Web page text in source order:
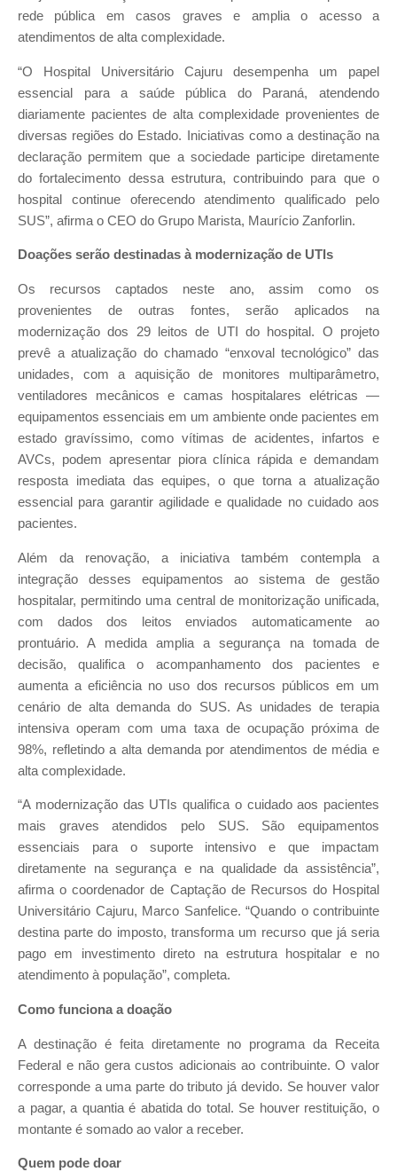
rede pública em casos graves e amplia o acesso a
atendimentos de alta complexidade.
“O Hospital Universitário Cajuru desempenha um papel
essencial para a saúde pública do Paraná, atendendo
diariamente pacientes de alta complexidade provenientes de
diversas regiões do Estado. Iniciativas como a destinação na
declaração permitem que a sociedade participe diretamente
do fortalecimento dessa estrutura, contribuindo para que o
hospital continue oferecendo atendimento qualificado pelo
SUS”, afirma o CEO do Grupo Marista, Maurício Zanforlin.
Doações serão destinadas à modernização de UTIs
Os recursos captados neste ano, assim como os
provenientes de outras fontes, serão aplicados na
modernização dos 29 leitos de UTI do hospital. O projeto
prevê a atualização do chamado “enxoval tecnológico” das
unidades, com a aquisição de monitores multiparâmetro,
ventiladores mecânicos e camas hospitalares elétricas —
equipamentos essenciais em um ambiente onde pacientes em
estado gravíssimo, como vítimas de acidentes, infartos e
AVCs, podem apresentar piora clínica rápida e demandam
resposta imediata das equipes, o que torna a atualização
essencial para garantir agilidade e qualidade no cuidado aos
pacientes.
Além da renovação, a iniciativa também contempla a
integração desses equipamentos ao sistema de gestão
hospitalar, permitindo uma central de monitorização unificada,
com dados dos leitos enviados automaticamente ao
prontuário. A medida amplia a segurança na tomada de
decisão, qualifica o acompanhamento dos pacientes e
aumenta a eficiência no uso dos recursos públicos em um
cenário de alta demanda do SUS. As unidades de terapia
intensiva operam com uma taxa de ocupação próxima de
98%, refletindo a alta demanda por atendimentos de média e
alta complexidade.
“A modernização das UTIs qualifica o cuidado aos pacientes
mais graves atendidos pelo SUS. São equipamentos
essenciais para o suporte intensivo e que impactam
diretamente na segurança e na qualidade da assistência”,
afirma o coordenador de Captação de Recursos do Hospital
Universitário Cajuru, Marco Sanfelice. “Quando o contribuinte
destina parte do imposto, transforma um recurso que já seria
pago em investimento direto na estrutura hospitalar e no
atendimento à população”, completa.
Como funciona a doação
A destinação é feita diretamente no programa da Receita
Federal e não gera custos adicionais ao contribuinte. O valor
corresponde a uma parte do tributo já devido. Se houver valor
a pagar, a quantia é abatida do total. Se houver restituição, o
montante é somado ao valor a receber.
Quem pode doar